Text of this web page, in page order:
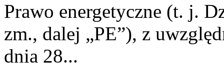
Prawo energetyczne (t. j.
zm., dalej „PE”), z
dnia 28...